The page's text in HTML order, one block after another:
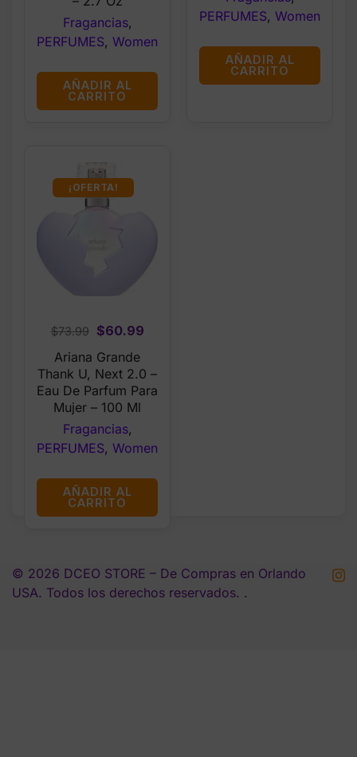
Fragancias,
PERFUMES, Women
AÑADIR AL
CARRITO
PERFUMES, Women
AÑADIR AL
CARRITO
¡OFERTA!
$73.99
Original
price
was:
$73.99.
$60.99Current
is:
$60.99.
Ariana Grande
Thank U, Next 2.0 –
Eau De Parfum Para
Mujer – 100 Ml
Fragancias,
PERFUMES, Women
AÑADIR AL
CARRITO
© 2026 DCEO STORE – De Compras en Orlando
USA. Todos los derechos reservados. .